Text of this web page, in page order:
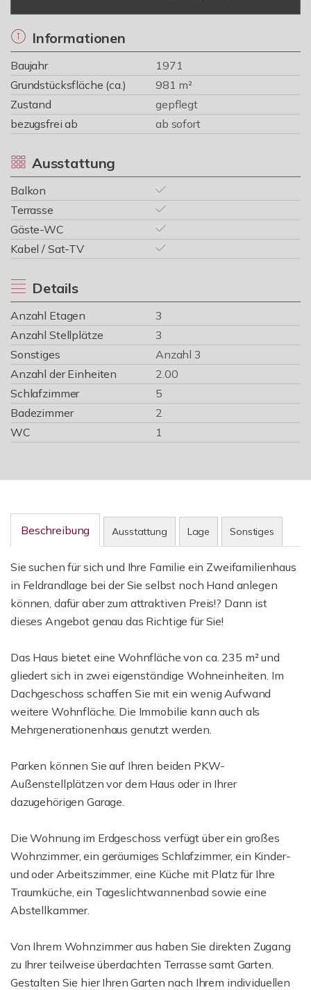
Informationen
Baujahr
1971
Grundstücksfläche (ca.)
981 m²
Zustand
gepflegt
bezugsfrei ab
ab sofort
Ausstattung
Balkon
Terrasse
Gäste-WC
Kabel / Sat-TV
Details
Anzahl Etagen
3
Anzahl Stellplätze
3
Sonstiges
Anzahl 3
Anzahl der Einheiten
2.00
Schlafzimmer
5
Badezimmer
2
WC
1
Beschreibung Ausstattung Lage Sonstiges
Sie suchen für sich und Ihre Familie ein Zweifamilienhaus
in Feldrandlage bei der Sie selbst noch Hand anlegen
können, dafür aber zum attraktiven Preis!? Dann ist
dieses Angebot genau das Richtige für Sie!
Das Haus bietet eine Wohnfläche von ca. 235 m² und
gliedert sich in zwei eigenständige Wohneinheiten. Im
Dachgeschoss schaffen Sie mit ein wenig Aufwand
weitere Wohnfläche. Die Immobilie kann auch als
Mehrgenerationenhaus genutzt werden.
Parken können Sie auf Ihren beiden PKW-
Außenstellplätzen vor dem Haus oder in Ihrer
dazugehörigen Garage.
Die Wohnung im Erdgeschoss verfügt über ein großes
Wohnzimmer, ein geräumiges Schlafzimmer, ein Kinder-
und oder Arbeitszimmer, eine Küche mit Platz für Ihre
Traumküche, ein Tageslichtwannenbad sowie eine
Abstellkammer.
Von Ihrem Wohnzimmer aus haben Sie direkten Zugang
zu Ihrer teilweise überdachten Terrasse samt Garten.
Gestalten Sie hier Ihren Garten nach Ihrem individuellen